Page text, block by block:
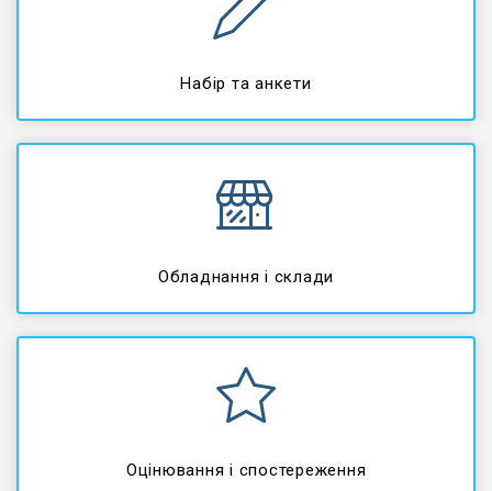
Набір та анкети
Обладнання і склади
Оцінювання і спостереження